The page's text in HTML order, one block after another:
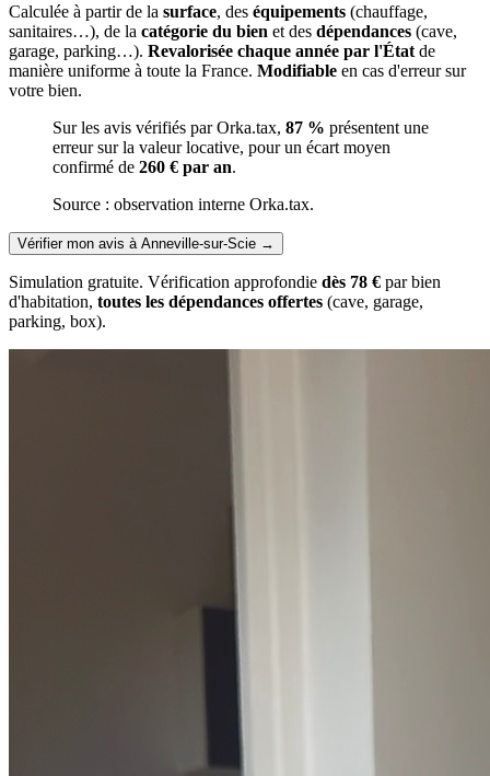
Calculée à partir de la surface, des équipements (chauffage,
sanitaires…), de la catégorie du bien et des dépendances (cave,
garage, parking…). Revalorisée chaque année par l'État de
manière uniforme à toute la France. Modifiable en cas d'erreur sur
votre bien.
Sur les avis vérifiés par Orka.tax, 87 % présentent une
erreur sur la valeur locative, pour un écart moyen
confirmé de 260 € par an.
Source : observation interne Orka.tax.
Vérifier mon avis à Anneville-sur-Scie →
Simulation gratuite. Vérification approfondie dès 78 € par bien
d'habitation, toutes les dépendances offertes (cave, garage,
parking, box).